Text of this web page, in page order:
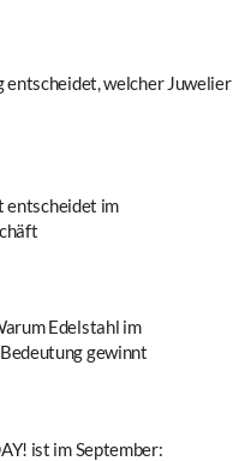
entscheidet, welcher Juwelier
entscheidet im
Edelstahl im
gewinnt
ist im September: